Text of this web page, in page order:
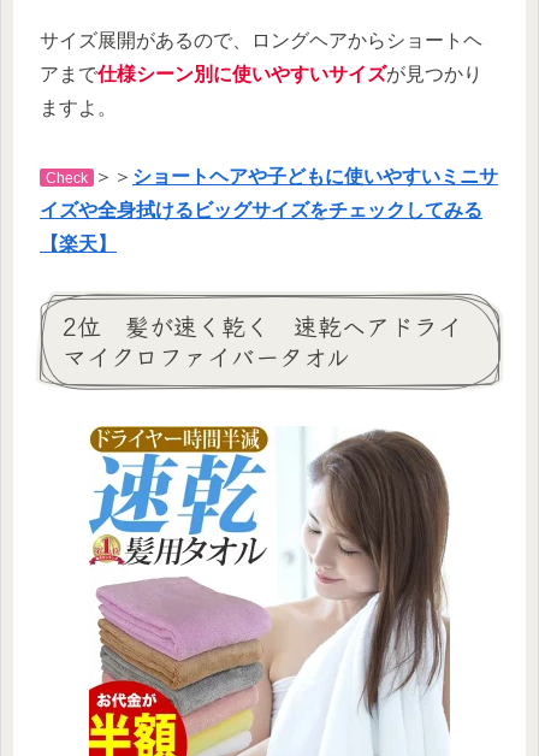
サイズ展開があるので、ロングヘアからショートヘ
アまで仕様シーン別に使いやすいサイズが見つかり
ますよ。
Check ＞＞ ショートヘアや子どもに使いやすいミニサ
イズや全身拭けるビッグサイズをチェックしてみる
【楽天】
2位 髪が速く乾く 速乾ヘアドライ
マイクロファイバータオル